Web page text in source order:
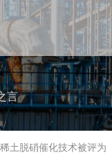
言
稀土脱硝催化技术被评为